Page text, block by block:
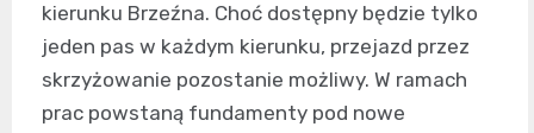
kierunku Brzeźna. Choć dostępny będzie tylko
jeden pas w każdym kierunku, przejazd przez
skrzyżowanie pozostanie możliwy. W ramach
prac powstaną fundamenty pod nowe